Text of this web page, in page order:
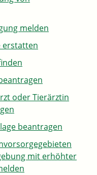
melden
erstatten
oder Tierärztin
beantragen
mit erhöhter